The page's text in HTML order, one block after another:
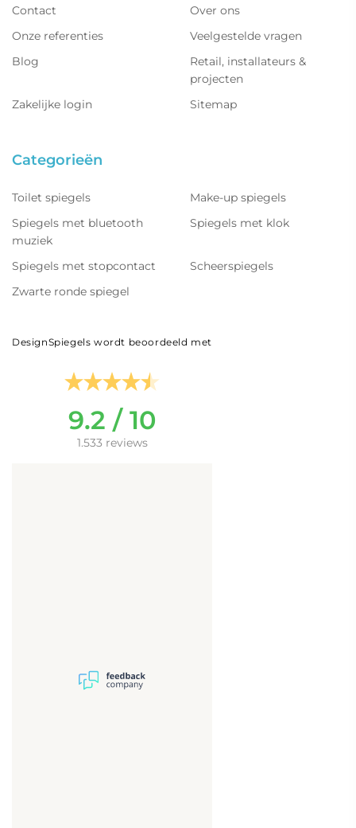
Contact
Over ons
Onze referenties
Veelgestelde vragen
Blog
Retail, installateurs &
projecten
Zakelijke login
Sitemap
Categorieën
Toilet spiegels
Make-up spiegels
Spiegels met bluetooth
muziek
Spiegels met klok
Spiegels met stopcontact
Scheerspiegels
Zwarte ronde spiegel
DesignSpiegels wordt beoordeeld met
9.2 / 10
1.533 reviews